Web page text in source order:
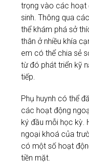
trọng vào các hoạt
sinh. Thông qua
thể khám phá sở
thân ở nhiều khía
em có thể chia sẻ
từ đó phát triển kỹ
tiếp.
Phụ huynh có thể
các hoạt động
ký đầu mỗi học kỳ.
ngoại khoá của
có một số hoạt
tiền mặt.